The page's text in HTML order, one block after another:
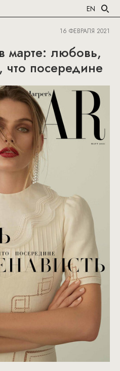
EN
16 ФЕВРАЛЯ 2021
марте: любовь,
что посередине